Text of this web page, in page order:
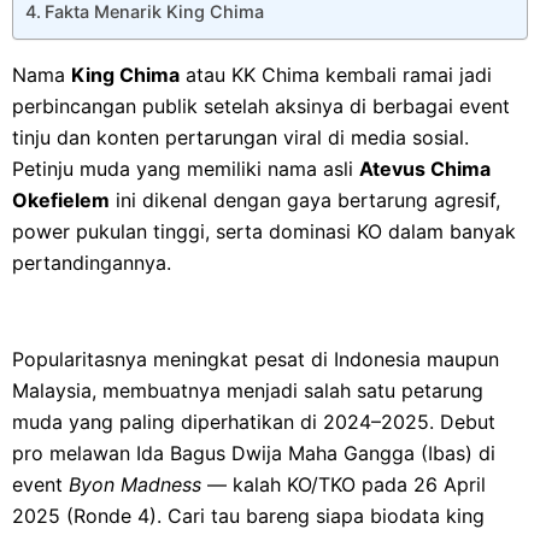
Fakta Menarik King Chima
Nama King Chima atau KK Chima kembali ramai jadi
perbincangan publik setelah aksinya di berbagai event
tinju dan konten pertarungan viral di media sosial.
Petinju muda yang memiliki nama asli Atevus Chima
Okefielem ini dikenal dengan gaya bertarung agresif,
power pukulan tinggi, serta dominasi KO dalam banyak
pertandingannya.
Popularitasnya meningkat pesat di Indonesia maupun
Malaysia, membuatnya menjadi salah satu petarung
muda yang paling diperhatikan di 2024–2025. Debut
pro melawan Ida Bagus Dwija Maha Gangga (Ibas) di
event Byon Madness — kalah KO/TKO pada 26 April
2025 (Ronde 4). Cari tau bareng siapa biodata king